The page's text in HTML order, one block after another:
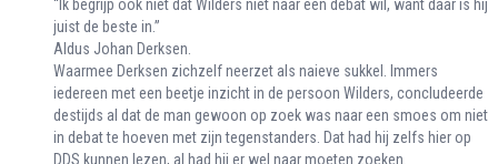
“Ik begrijp ook niet dat Wilders niet naar een debat wil, want daar is hij
juist de beste in.”
Aldus Johan Derksen.
Waarmee Derksen zichzelf neerzet als naieve sukkel. Immers
iedereen met een beetje inzicht in de persoon Wilders, concludeerde
destijds al dat de man gewoon op zoek was naar een smoes om niet
in debat te hoeven met zijn tegenstanders. Dat had hij zelfs hier op
DDS kunnen lezen, al had hij er wel naar moeten zoeken.